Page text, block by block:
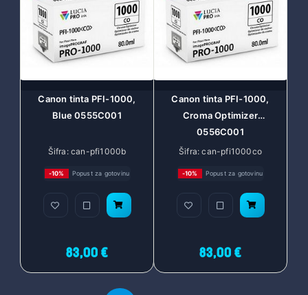
Canon tinta PFI-1000,
Blue 0555C001
Šifra: can-pfi1000b
-10% Popust za gotovinu
83,00 €
Canon tinta PFI-1000,
Croma Optimizer
0556C001
Šifra: can-pfi1000co
-10% Popust za gotovinu
83,00 €